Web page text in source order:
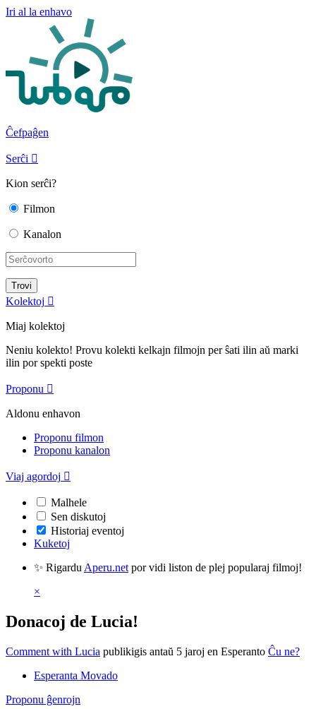
Iri al la enhavo
Ĉefpaĝen
Serĉi 
Kion serĉi?
Filmon
Kanalon
Kolektoj 
Miaj kolektoj
Neniu kolekto! Provu kolekti kelkajn filmojn per ŝati ilin aŭ marki
ilin por spekti poste
Proponu 
Aldonu enhavon
Proponu filmon
Proponu kanalon
Viaj agordoj 
Malhele
Sen diskutoj
Historiaj eventoj
Kuketoj
✨ Rigardu Aperu.net por vidi liston de plej popularaj filmoj!
×
Donacoj de Lucia!
Comment with Lucia publikigis antaŭ 5 jaroj en Esperanto Ĉu ne?
Esperanta Movado
Proponu ĝenrojn